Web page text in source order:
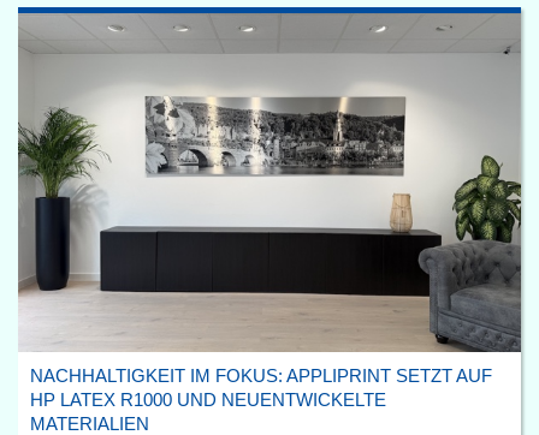
NACHHALTIGKEIT IM FOKUS: APPLIPRINT SETZT AUF
HP LATEX R1000 UND NEUENTWICKELTE
MATERIALIEN